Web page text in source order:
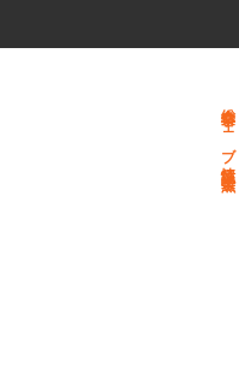
総合文学ウェブ情報誌 文学金魚